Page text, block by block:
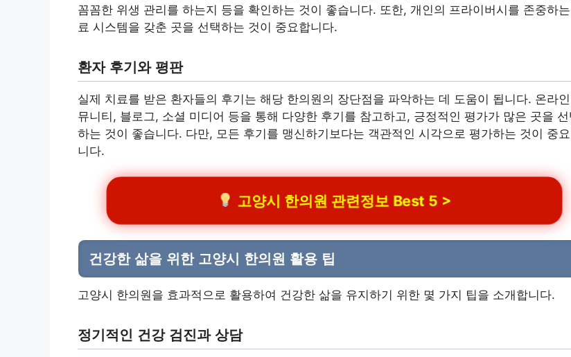
꼼꼼한 위생 관리를 하는지 등을 확인하는 것이 좋습니다. 또한, 개인의 프라이버시를 존중하
료 시스템을 갖춘 곳을 선택하는 것이 중요합니다.
환자 후기와 평판
실제 치료를 받은 환자들의 후기는 해당 한의원의 장단점을 파악하는 데 도움이 됩니다. 온라인
뮤니티, 블로그, 소셜 미디어 등을 통해 다양한 후기를 참고하고, 긍정적인 평가가 많은 곳을 선
하는 것이 좋습니다. 다만, 모든 후기를 맹신하기보다는 객관적인 시각으로 평가하는 것이 중
니다.
고양시 한의원 관련정보 Best 5 >
건강한 삶을 위한 고양시 한의원 활용 팁
고양시 한의원을 효과적으로 활용하여 건강한 삶을 유지하기 위한 몇 가지 팁을 소개합니다.
정기적인 건강 검진과 상담